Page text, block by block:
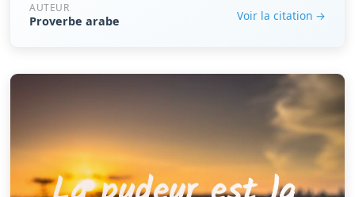
AUTEUR
Proverbe arabe Voir la citation →